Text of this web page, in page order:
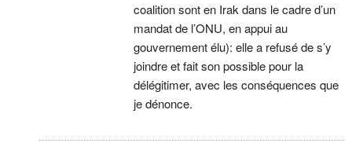
coalition sont en Irak dans le cadre d’un
mandat de l’ONU, en appui au
gouvernement élu): elle a refusé de s’y
joindre et fait son possible pour la
délégitimer, avec les conséquences que
je dénonce.